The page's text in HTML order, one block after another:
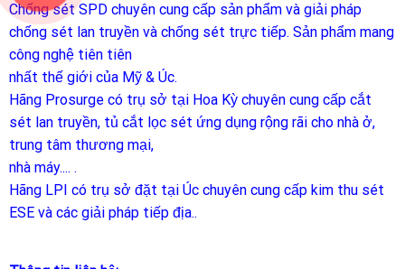
Chống sét SPD chuyên cung cấp sản phẩm và giải pháp
chống sét lan truyền và chống sét trực tiếp. Sản phẩm mang
công nghệ tiên tiên
nhất thế giới của Mỹ & Úc.
Hãng Prosurge có trụ sở tại Hoa Kỳ chuyên cung cấp cắt
sét lan truyền, tủ cắt lọc sét ứng dụng rộng rãi cho nhà ở,
trung tâm thương mại,
nhà máy.... .
Hãng LPI có trụ sở đặt tại Úc chuyên cung cấp kim thu sét
ESE và các giải pháp tiếp địa..